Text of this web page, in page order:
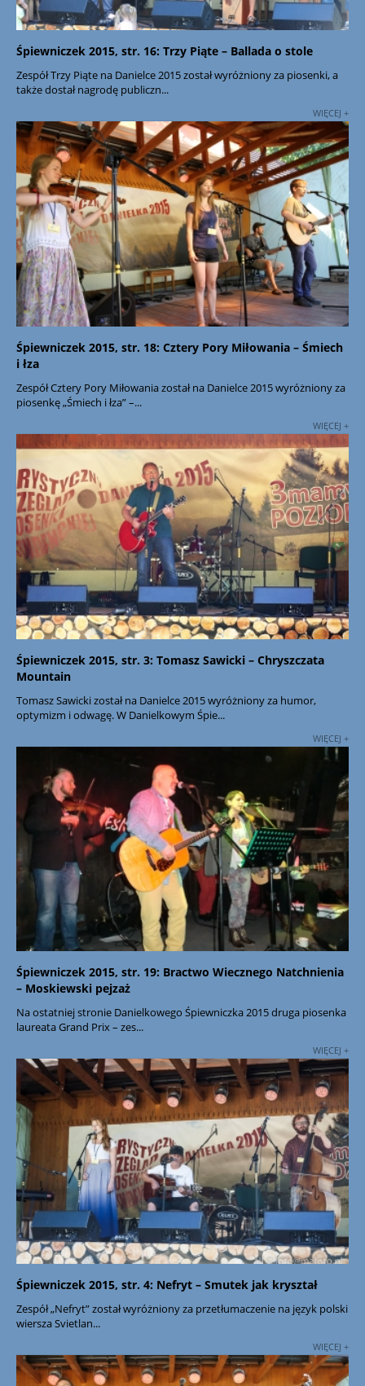
Śpiewniczek 2015, str. 16: Trzy Piąte – Ballada o stole
Zespół Trzy Piąte na Danielce 2015 został wyróżniony za piosenki, a
także dostał nagrodę publiczn...
WIĘCEJ +
Śpiewniczek 2015, str. 18: Cztery Pory Miłowania – Śmiech
i łza
Zespół Cztery Pory Miłowania został na Danielce 2015 wyróżniony za
piosenkę „Śmiech i łza” –...
WIĘCEJ +
Śpiewniczek 2015, str. 3: Tomasz Sawicki – Chryszczata
Mountain
Tomasz Sawicki został na Danielce 2015 wyróżniony za humor,
optymizm i odwagę. W Danielkowym Śpie...
WIĘCEJ +
Śpiewniczek 2015, str. 19: Bractwo Wiecznego Natchnienia
– Moskiewski pejzaż
Na ostatniej stronie Danielkowego Śpiewniczka 2015 druga piosenka
laureata Grand Prix – zes...
WIĘCEJ +
Śpiewniczek 2015, str. 4: Nefryt – Smutek jak kryształ
Zespół „Nefryt” został wyróżniony za przetłumaczenie na język polski
wiersza Svietlan...
WIĘCEJ +